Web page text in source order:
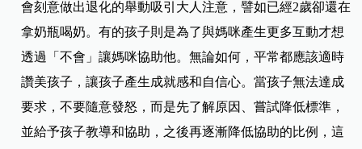
會刻意做出退化的舉動吸引大人注意，譬如已經2歲卻還在
拿奶瓶喝奶。有的孩子則是為了與媽咪產生更多互動才想
透過「不會」讓媽咪協助他。無論如何，平常都應該適時
讚美孩子，讓孩子產生成就感和自信心。當孩子無法達成
要求，不要隨意發怒，而是先了解原因、嘗試降低標準，
並給予孩子教導和協助，之後再逐漸降低協助的比例，這